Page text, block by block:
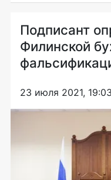
Подписант
Филинской
23 июля 2021, 19:03